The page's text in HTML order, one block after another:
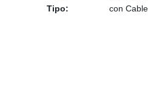
Tipo:
con Cable